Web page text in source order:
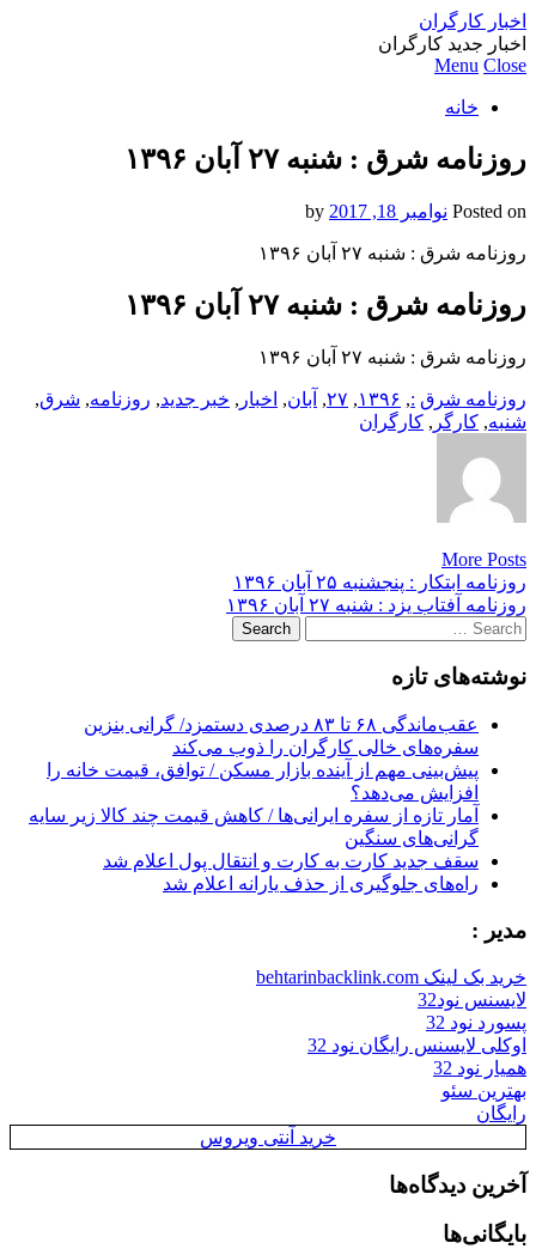
اخبار کارگران
اخبار جدید کارگران
Menu Close
خانه
روزنامه شرق : شنبه ۲۷ آبان ۱۳۹۶
Posted on نوامبر 18, 2017
روزنامه شرق : شنبه ۲۷ آبان ۱۳۹۶
روزنامه شرق : شنبه ۲۷ آبان ۱۳۹۶
روزنامه شرق : شنبه ۲۷ آبان ۱۳۹۶
روزنامه شرق :
, ۱۳۹۶, ۲۷, آبان, اخبار , خبر جدید, روزنامه, شرق,
شنبه, کارگر , کارگران
More Posts
Post
navigation
روزنامه ابتکار : پنجشنبه ۲۵ آبان ۱۳۹۶
روزنامه آفتاب یزد : شنبه ۲۷ آبان ۱۳۹۶
Search
for:
نوشته‌های تازه
عقب‌ماندگی ۶۸ تا ۸۳ درصدی دستمزد/ گرانی بنزین
سفره‌های خالی کارگران را ذوب می‌کند
پیش‌بینی مهم از آینده بازار مسکن / توافق، قیمت خانه را
افزایش می‌دهد؟
آمار تازه از سفره ایرانی‌ها / کاهش قیمت چند کالا زیر سایه
گرانی‌های سنگین
سقف جدید کارت به کارت و انتقال پول اعلام شد
راه‌های جلوگیری از حذف یارانه اعلام شد
مدیر :
خرید بک لینک behtarinbacklink.com
لایسنس نود32
پسورد نود 32
اوکلی لایسنس رایگان نود 32
همیار نود 32
بهترین سئو
رایگان
خرید آنتی ویروس
آخرین دیدگاه‌ها
بایگانی‌ها